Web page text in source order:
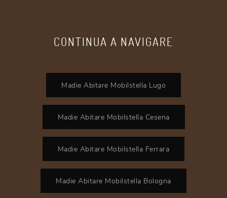
CONTINUA A NAVIGARE
Madie Abitare Mobilstella Lugo
Madie Abitare Mobilstella Cesena
Madie Abitare Mobilstella Ferrara
Madie Abitare Mobilstella Bologna